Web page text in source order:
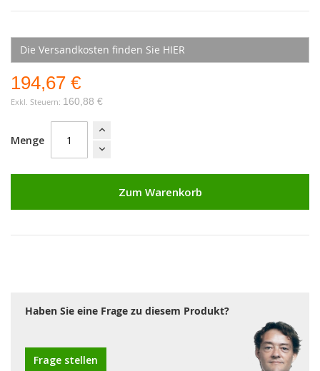
Die Versandkosten finden Sie HIER
194,67 €
160,88 €
Menge
Zum Warenkorb
Haben Sie eine Frage zu diesem Produkt?
Frage stellen